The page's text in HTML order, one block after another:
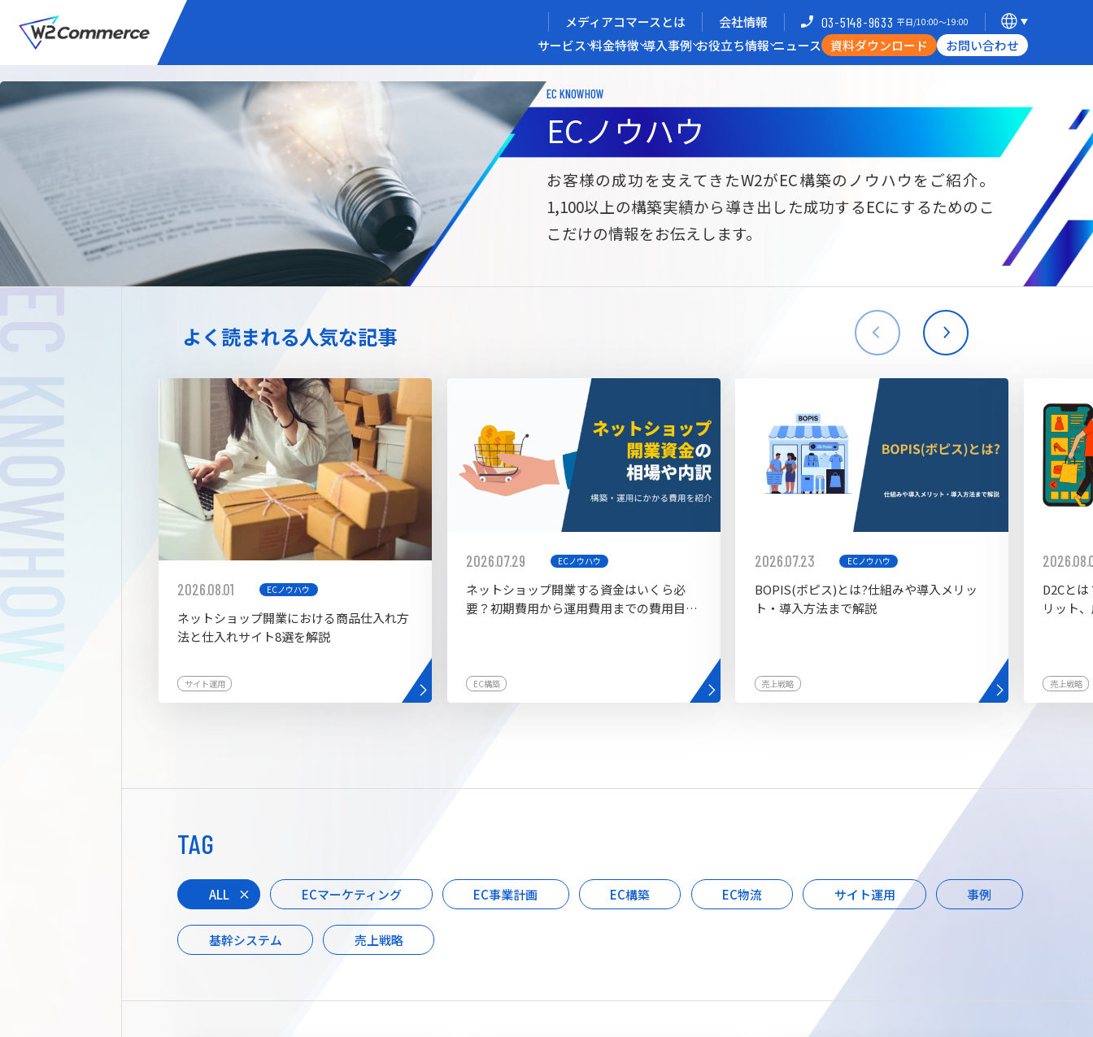
メディアコマースとは 会社情報 03-5148-9633 平日/10:00〜19:00
サービス 料金特徴 導入事例 お役立ち情報 ニュース 資料ダウンロード お問い合わせ
メディアコマースを実現する
サービス
BtoC向けECサイト構築
W2Commerce
Unified
サブスク/定期通販ECサイト構築
Commerce
BtoB向けECサイト構築
W2Commerce
海外進出・現地ECサイト構築
拡張プラグイン一覧 AIカスタマイズ開発 AI buddy
メディアコマースとは 選ばれる理由 開発力/支援体制
導入企業インタビュー
お役立ち資料
EC KNOWHOW
ECノウハウ
お客様の成功を支えてきたW2がEC構築のノウハウをご紹介。
1,100以上の構築実績から導き出した成功するECにするためのこ
こだけの情報をお伝えします。
よく読まれる人気な記事
2026.08.01 ECノウハウ
ネットショップ開業における商品仕入れ方
法と仕入れサイト8選を解説
サイト運用
2026.07.29 ECノウハウ
ネットショップ開業する資金はいくら必
要？初期費用から運用費用までの費用目安
EC構築
2026.07.23 ECノウハウ
BOPIS(ボピス)とは?仕組みや導入メリッ
ト・導入方法まで解説
売上戦略
D2Cと
リット
売上戦略
TAG
ALL ECマーケティング EC事業計画 EC構築 EC物流 サイト運用 事例
基幹システム 売上戦略